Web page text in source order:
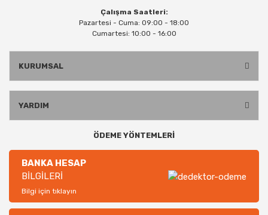
Çalışma Saatleri:
Pazartesi - Cuma: 09:00 - 18:00
Cumartesi: 10:00 - 16:00
KURUMSAL
YARDIM
ÖDEME YÖNTEMLERİ
BANKA HESAP
BİLGİLERİ
Bilgi için tıklayın